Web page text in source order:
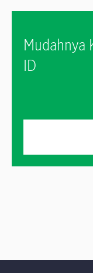
Mudahnya
ID